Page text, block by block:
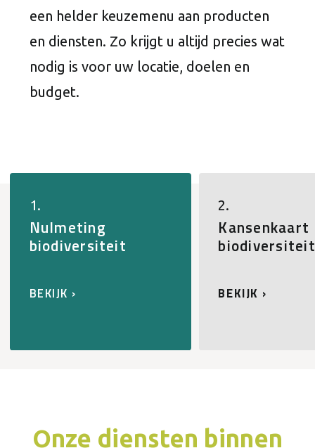
een helder keuzemenu aan producten
en diensten. Zo krijgt u altijd precies wat
nodig is voor uw locatie, doelen en
budget.
1.
Nulmeting
biodiversiteit
BEKIJK ›
2.
Kansenkaart
biodiversiteit
BEKIJK ›
Onze diensten binnen